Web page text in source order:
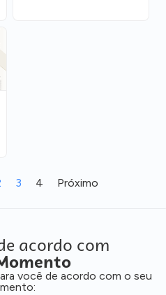
3 4 Próximo
acordo com
você de acordo com o seu